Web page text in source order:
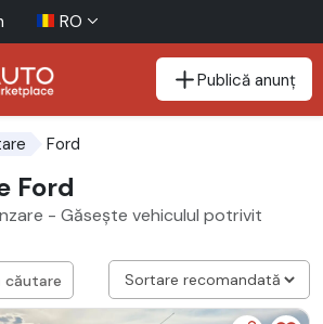
RO
Publică anunț
Ford
Ford
- Găsește vehiculul potrivit
căutare